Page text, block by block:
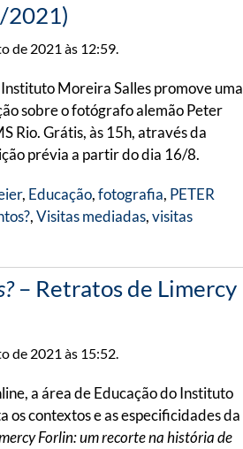
2021)
de 2021 às 12:59.
Moreira Salles promove uma
sobre o fotógrafo alemão Peter
Rio. Grátis, às 15h, através da
prévia a partir do dia 16/8.
, Educação,fotografia, PETER
,Visitas mediadas,visitas
– Retratos de Limercy
de 2021 às 15:52.
a área de Educação do Instituto
os contextos e as especificidades da
Forlin: um recorte na história de